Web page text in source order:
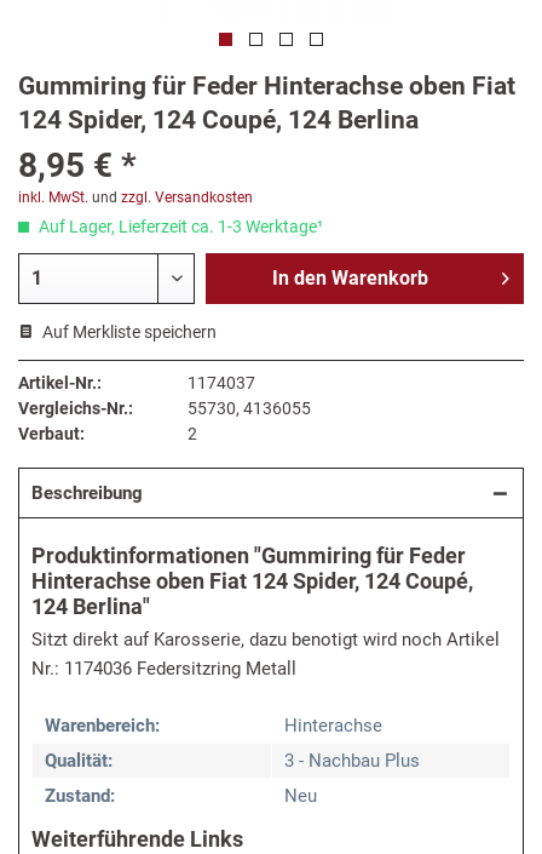
Gummiring für Feder Hinterachse oben Fiat
124 Spider, 124 Coupé, 124 Berlina
8,95 € *
inkl. MwSt. und zzgl. Versandkosten
Auf Lager, Lieferzeit ca. 1-3 Werktage¹
In den Warenkorb
Auf Merkliste speichern
Artikel-Nr.:
1174037
Vergleichs-Nr.:
55730, 4136055
Verbaut:
2
Beschreibung
Produktinformationen "Gummiring für Feder
Hinterachse oben Fiat 124 Spider, 124 Coupé,
124 Berlina"
Sitzt direkt auf Karosserie, dazu benotigt wird noch Artikel
Nr.: 1174036 Federsitzring Metall
Warenbereich:
Hinterachse
Qualität:
3 - Nachbau Plus
Zustand:
Neu
Weiterführende Links